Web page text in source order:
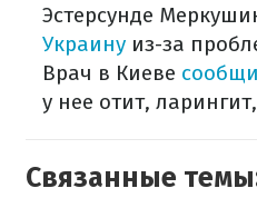
Эстерсунде
Украину из-за
Врач в Киеве
у нее отит,
Связанные